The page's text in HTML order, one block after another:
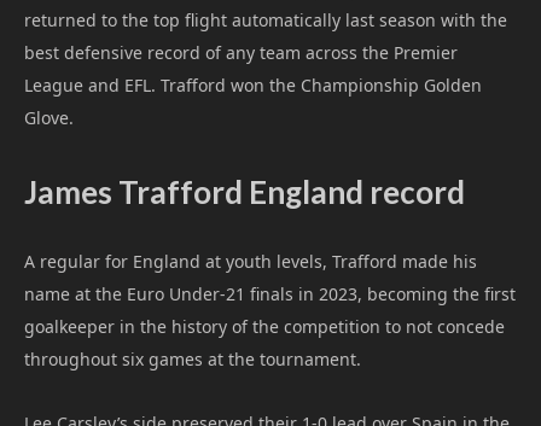
returned to the top flight automatically last season with the
best defensive record of any team across the Premier
League and EFL. Trafford won the Championship Golden
Glove.
James Trafford England record
A regular for England at youth levels, Trafford made his
name at the Euro Under-21 finals in 2023, becoming the first
goalkeeper in the history of the competition to not concede
throughout six games at the tournament.